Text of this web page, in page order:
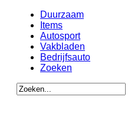
Duurzaam
Items
Autosport
Vakbladen
Bedrijfsauto
Zoeken